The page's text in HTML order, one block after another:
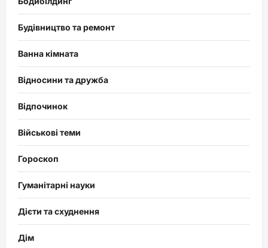
Будівництво та ремонт
Ванна кімната
Відносини та дружба
Відпочинок
Військові теми
Гороскоп
Гуманітарні науки
Дієти та схуднення
Дім